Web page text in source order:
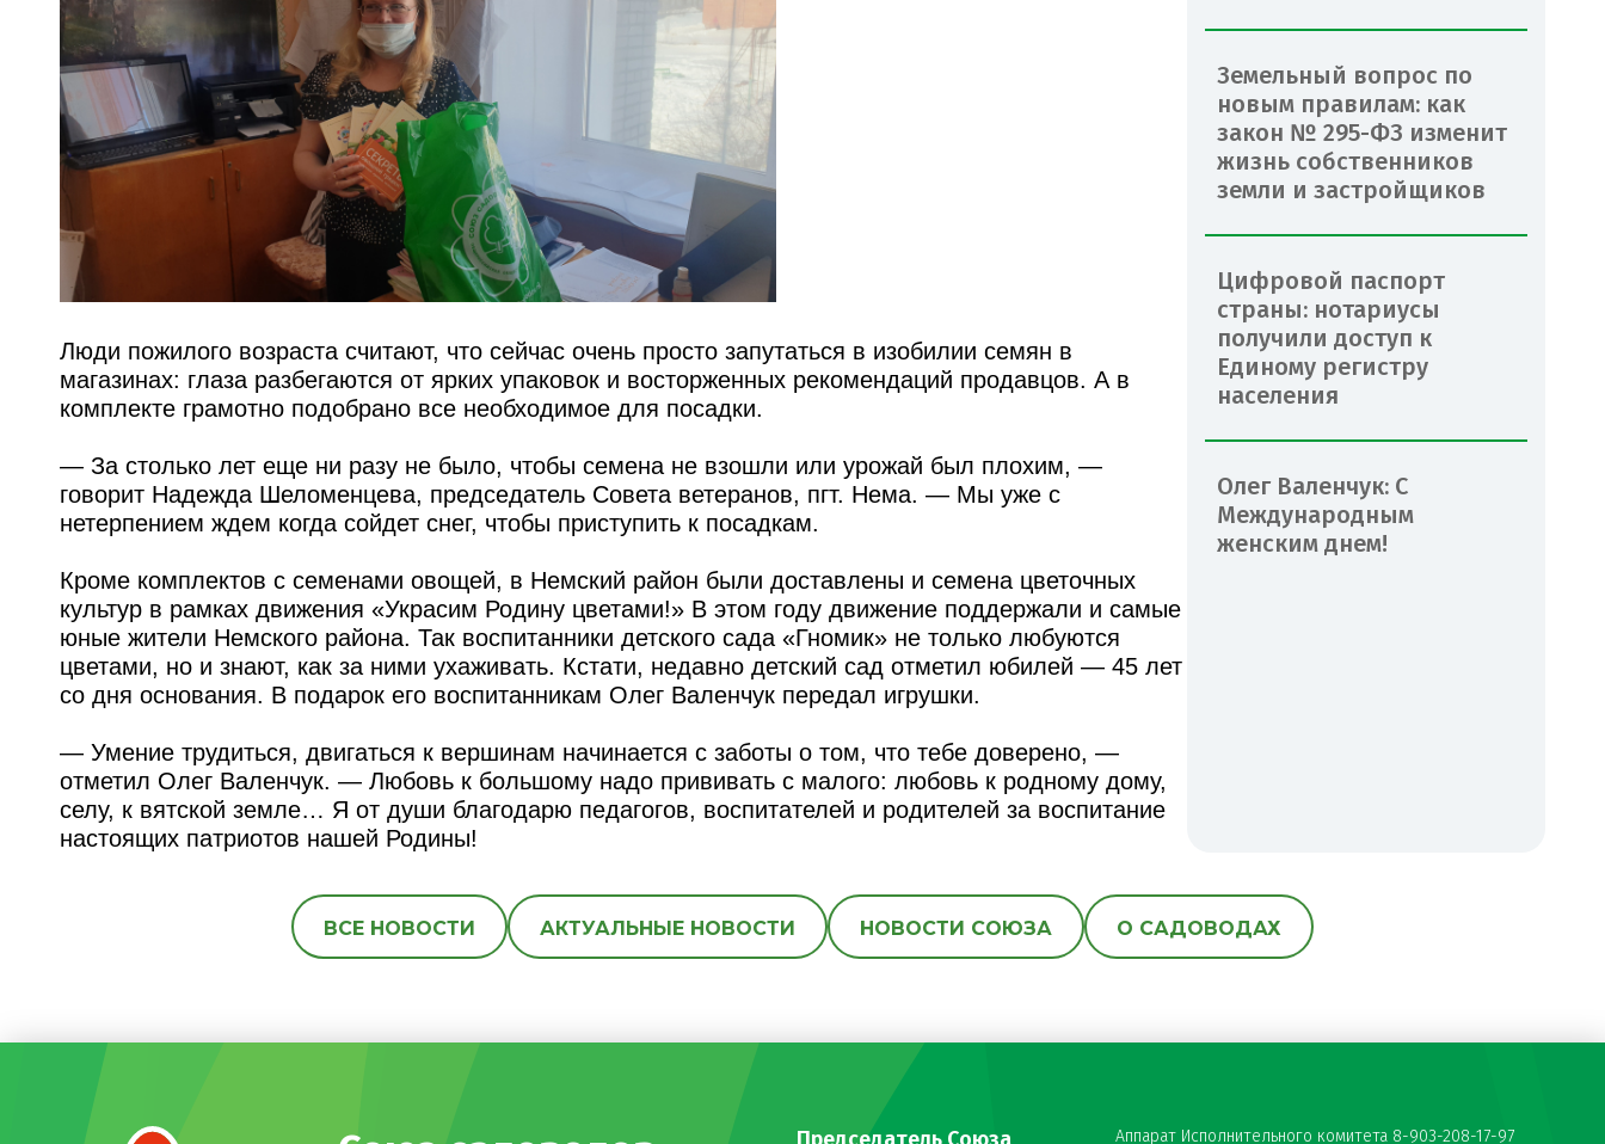
Люди пожилого возраста считают, что сейчас очень просто запутаться в изобилии семян в
магазинах: глаза разбегаются от ярких упаковок и восторженных рекомендаций продавцов. А в
комплекте грамотно подобрано все необходимое для посадки.
— За столько лет еще ни разу не было, чтобы семена не взошли или урожай был плохим, —
говорит Надежда Шеломенцева, председатель Совета ветеранов, пгт. Нема. — Мы уже с
нетерпением ждем когда сойдет снег, чтобы приступить к посадкам.
Кроме комплектов с семенами овощей, в Немский район были доставлены и семена цветочных
культур в рамках движения «Украсим Родину цветами!» В этом году движение поддержали и самые
юные жители Немского района. Так воспитанники детского сада «Гномик» не только любуются
цветами, но и знают, как за ними ухаживать. Кстати, недавно детский сад отметил юбилей — 45 лет
со дня основания. В подарок его воспитанникам Олег Валенчук передал игрушки.
— Умение трудиться, двигаться к вершинам начинается с заботы о том, что тебе доверено, —
отметил Олег Валенчук. — Любовь к большому надо прививать с малого: любовь к родному дому,
селу, к вятской земле… Я от души благодарю педагогов, воспитателей и родителей за воспитание
настоящих патриотов нашей Родины!
Земельный вопрос по
новым правилам: как
закон № 295-ФЗ изменит
жизнь собственников
земли и застройщиков
Цифровой паспорт
страны: нотариусы
получили доступ к
Единому регистру
населения
Олег Валенчук: С
Международным
женским днем!
ВСЕ НОВОСТИ АКТУАЛЬНЫЕ НОВОСТИ НОВОСТИ СОЮЗА О САДОВОДАХ
Председатель Союза Аппарат Исполнительного комитета 8-903-208-17-97